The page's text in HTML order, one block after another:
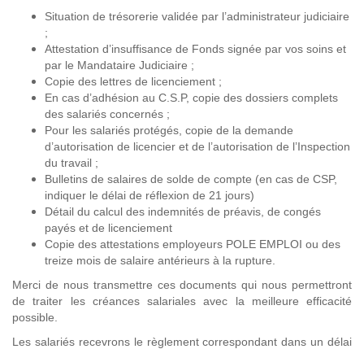
Situation de trésorerie validée par l’administrateur judiciaire
;
Attestation d’insuffisance de Fonds signée par vos soins et
par le Mandataire Judiciaire ;
Copie des lettres de licenciement ;
En cas d’adhésion au C.S.P, copie des dossiers complets
des salariés concernés ;
Pour les salariés protégés, copie de la demande
d’autorisation de licencier et de l’autorisation de l’Inspection
du travail ;
Bulletins de salaires de solde de compte (en cas de CSP,
indiquer le délai de réflexion de 21 jours)
Détail du calcul des indemnités de préavis, de congés
payés et de licenciement
Copie des attestations employeurs POLE EMPLOI ou des
treize mois de salaire antérieurs à la rupture.
Merci de nous transmettre ces documents qui nous permettront
de traiter les créances salariales avec la meilleure efficacité
possible.
Les salariés recevrons le règlement correspondant dans un délai